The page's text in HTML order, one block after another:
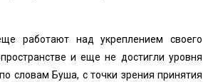
работают над укреплением своего
и еще не достигли уровня
словам Буша, с точки зрения принятия